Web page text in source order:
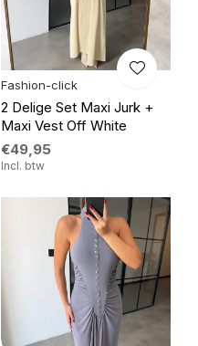
Fashion-click
2 Delige Set Maxi Jurk +
Maxi Vest Off White
€49,95
Incl. btw